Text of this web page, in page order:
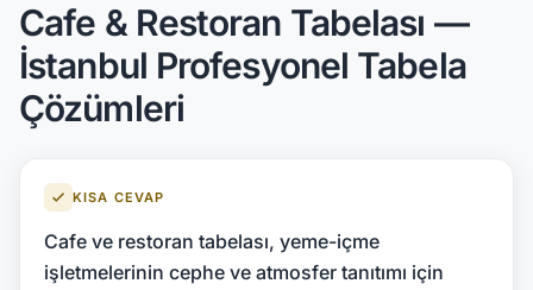
Cafe & Restoran Tabelası —
İstanbul Profesyonel Tabela
Çözümleri
KISA CEVAP
Cafe ve restoran tabelası, yeme-içme
işletmelerinin cephe ve atmosfer tanıtımı için